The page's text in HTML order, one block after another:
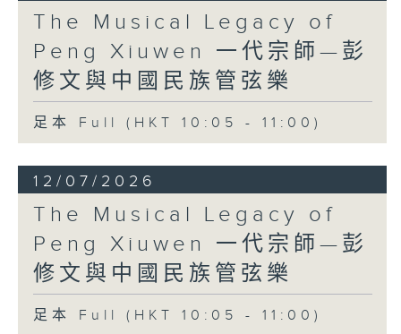
The Musical Legacy of
Peng Xiuwen 一代宗師—彭
修文與中國民族管弦樂
足本 Full (HKT 10:05 - 11:00)
12/07/2026
The Musical Legacy of
Peng Xiuwen 一代宗師—彭
修文與中國民族管弦樂
足本 Full (HKT 10:05 - 11:00)